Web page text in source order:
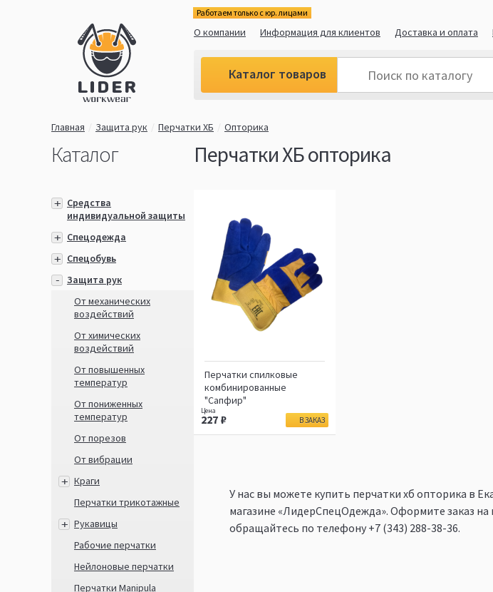
Работаем только с юр. лицами
О компании Информация для клиентов Доставка и оплата
Каталог товаров
Главная Защита рук Перчатки ХБ Опторика
Каталог Перчатки ХБ опторика
Средства
индивидуальной защиты
Спецодежда
Спецобувь
Защита рук
От механических
воздействий
От химических
воздействий
От повышенных
температур
От пониженных
температур
От порезов
От вибрации
Краги
Перчатки трикотажные
Рукавицы
Рабочие перчатки
Нейлоновые перчатки
Перчатки Manipula
Перчатки спилковые
комбинированные
"Сапфир"
227 В ЗАКАЗ
У нас вы можете купить перчатки хб опторика в
магазине «ЛидерСпецОдежда». Оформите заказ на
обращайтесь по телефону +7 (343) 288-38-36.